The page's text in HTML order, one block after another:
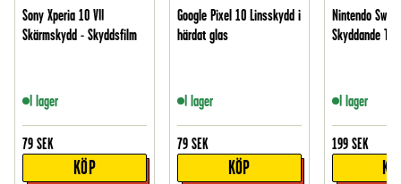
Sony Xperia 10 VII
Skärmskydd - Skyddsfilm
I lager
79 SEK
KÖP
Google Pixel 10 Linsskydd i
härdat glas
I lager
79 SEK
KÖP
Nintendo
Skyddande
I lager
199 SEK